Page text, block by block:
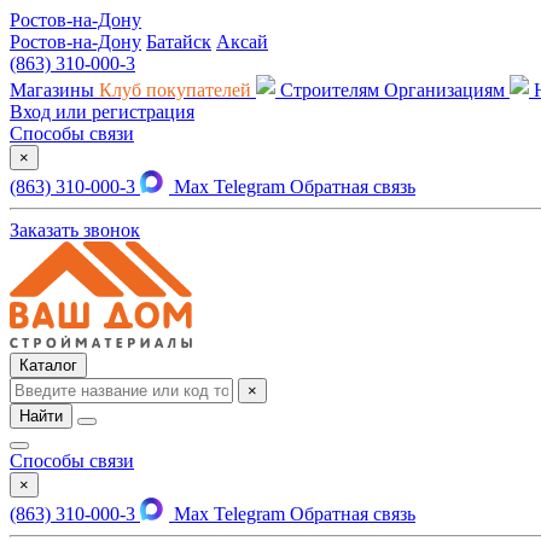
Ростов-на-Дону
Ростов-на-Дону Батайск Аксай
(863) 310-000-3
Магазины Клуб покупателей Строителям Организациям
Вход или регистрация
Способы связи
×
(863) 310-000-3 Max Telegram Обратная связь
Заказать звонок
Каталог
×
Найти
Способы связи
×
(863) 310-000-3 Max Telegram Обратная связь